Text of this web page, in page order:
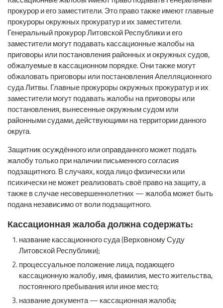
прокурор и его заместители. Это право также имеют главные
прокуроры окружных прокуратур и их заместители.
Генеральный прокурор Литовской Республики и его
заместители могут подавать кассационные жалобы на
приговоры или постановления районных и окружных судов,
обжалуемые в кассационном порядке. Они также могут
обжаловать приговоры или постановления Апелляционного
суда Литвы. Главные прокуроры окружных прокуратур и их
заместители могут подавать жалобы на приговоры или
постановления, вынесенные окружным судом или
районными судами, действующими на территории данного
округа.
Защитник осуждённого или оправданного может подать
жалобу только при наличии письменного согласия
подзащитного. В случаях, когда лицо физически или
психически не может реализовать своё право на защиту, а
также в случае несовершеннолетних — жалоба может быть
подана независимо от воли подзащитного.
Кассационная жалоба должна содержать:
название кассационного суда (Верховному Суду
Литовской Республики);
процессуальное положение лица, подающего
кассационную жалобу, имя, фамилия, место жительства,
постоянного пребывания или иное место;
название документа — кассационная жалоба;